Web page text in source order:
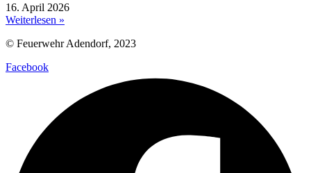
16. April 2026
Weiterlesen »
© Feuerwehr Adendorf, 2023
Facebook